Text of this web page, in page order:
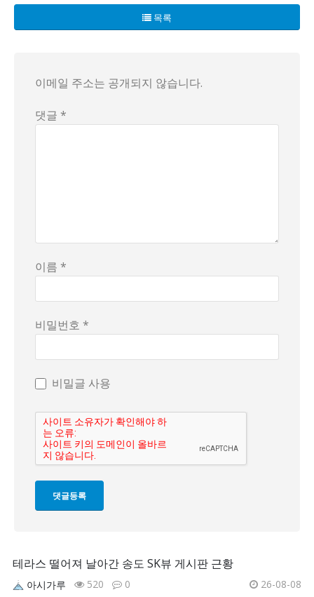
게다가 이곳은 외부 음식 반입이 금지되어 있어 다소 깐깐한
한 고객은 “모슬포에서 메뉴를 모방하면 법적인 분쟁이 우
목록
이메일 주소는 공개되지 않습니다.
댓글 *
이름 *
비밀번호 *
비밀글 사용
테라스 떨어져 날아간 송도 SK뷰 게시판 근황
아시가루 520 0 26-08-08